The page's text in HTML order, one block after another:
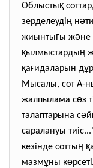
Облыстық
зерделеудің нә
жиынтығы және
қылмыстардың
қағидаларын дұ
Мысалы, сот А-
жалпылама сөз
талаптарына сә
саралануы
кезінде соттың қ
мазмұны кө